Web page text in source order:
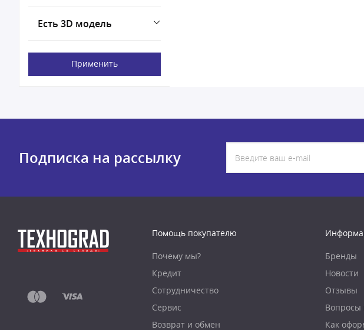
Есть 3D модель
Применить
Подписка на рассылку
Помощь покупателю
Почему мы?
Кредит
Сотрудничество
Сервис
Возврат и обмен
Бренды
Новости
Отзывы
Вопросы
Как